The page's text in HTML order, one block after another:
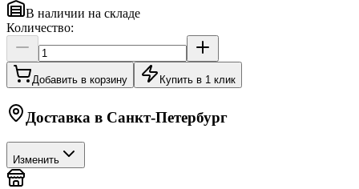
В наличии на складе
Количество:
Добавить в корзину Купить в 1 клик
Доставка в Санкт-Петербург
Изменить